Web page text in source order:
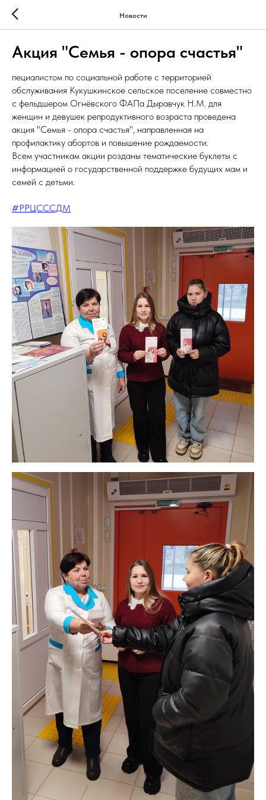
Новости
Акция "Семья - опора счастья"
пециалистом по социальной работе с территорией
обслуживания Кукушкинское сельское поселение совместно
с фельдшером Огнëвского ФАПа Дыравчук Н.М. для
женщин и девушек репродуктивного возраста проведена
акция "Семья - опора счастья", направленная на
профилактику абортов и повышение рождаемости.
Всем участникам акции розданы тематические буклеты с
информацией о государственной поддержке будущих мам и
семей с детьми.
#РРЦСССДМ